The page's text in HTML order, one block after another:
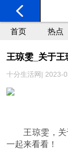
首页 热点
王琼雯_关于王
十分生活网| 2023-
王琼雯，
一起来看看！